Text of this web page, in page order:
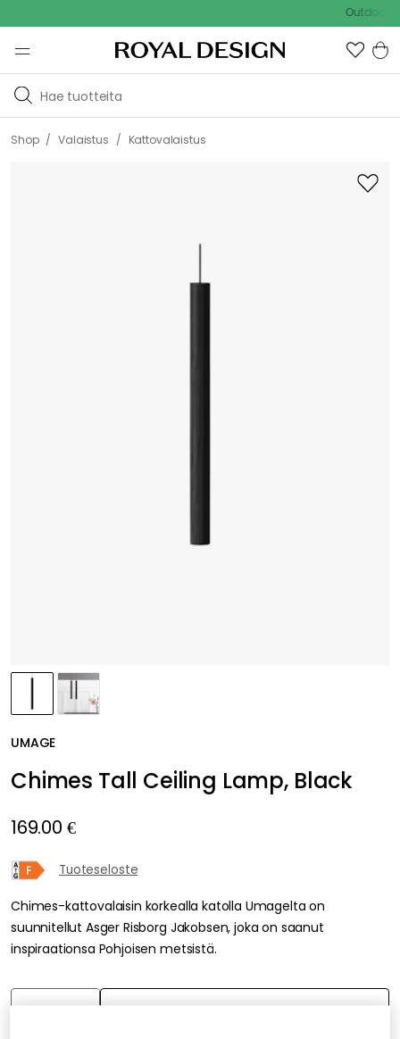
Outdoor
Shop / Valaistus / Kattovalaistus
UMAGE
Chimes Tall Ceiling Lamp, Black
169.00 €
Tuoteseloste
Chimes-kattovalaisin korkealla katolla Umagelta on
suunnitellut Asger Risborg Jakobsen, joka on saanut
inspiraationsa Pohjoisen metsistä.